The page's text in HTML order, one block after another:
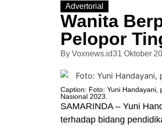
Advertorial
Wanita
Pelopor
By Voxnews.id31 Oktober
Caption: Foto: Yuni
Nasional 2023.
SAMARINDA – Yuni
terhadap bidang